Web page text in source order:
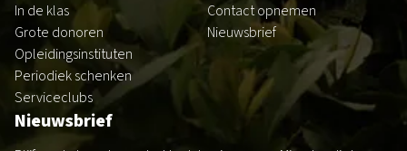
In de klas
Grote donoren
Opleidingsinstituten
Periodiek schenken
Serviceclubs
Contact opnemen
Nieuwsbrief
Nieuwsbrief